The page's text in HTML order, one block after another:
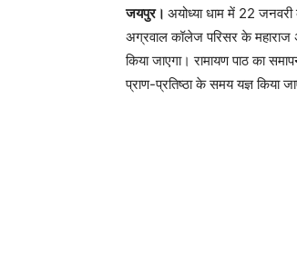
जयपुर। अयोध्या धाम में 22 जनवरी
अग्रवाल कॉलेज परिसर के
किया जाएगा। रामायण पाठ का
प्राण-प्रतिष्ठा के समय यज्ञ किया